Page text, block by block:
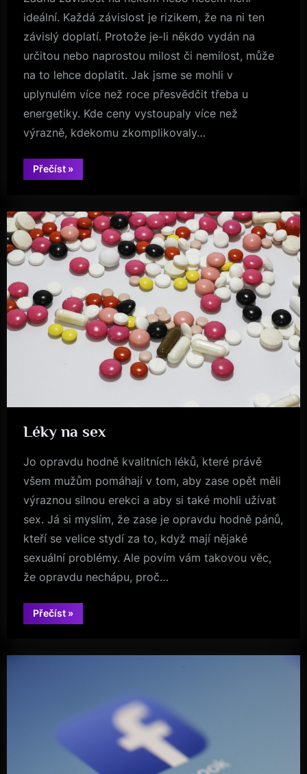
ideální. Každá závislost je rizikem, že na ni ten
závislý doplatí. Protože je-li někdo vydán na
určitou nebo naprostou milost či nemilost, může
na to lehce doplatit. Jak jsme se mohli v
uplynulém více než roce přesvědčit třeba u
energetiky. Kde ceny vystoupaly více než
výrazně, kdekomu zkomplikovaly…
Přečíst“Vy
ještě
»
Léky na sex
Jo opravdu hodně kvalitních léků, které právě
všem mužům pomáhají v tom, aby zase opět měli
výraznou silnou erekci a aby si také mohli užívat
sex. Já si myslím, že zase je opravdu hodně pánů,
kteří se velice stydí za to, když mají nějaké
sexuální problémy. Ale povím vám takovou věc,
že opravdu nechápu, proč…
Přečíst“Léky
na
»
Byznys